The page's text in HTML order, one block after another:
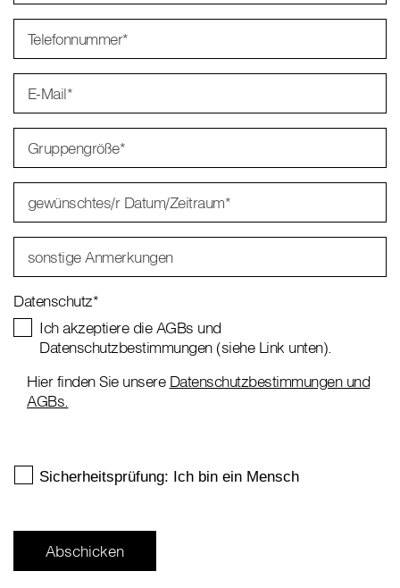
Telefonnummer*
E-Mail*
Gruppengröße*
gewünschtes/r Datum/Zeitraum*
sonstige Anmerkungen
Datenschutz*
Ich akzeptiere die AGBs und
Datenschutzbestimmungen (siehe Link unten).
Hier finden Sie unsere Datenschutzbestimmungen und
AGBs.